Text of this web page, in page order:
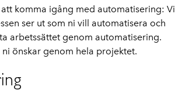
komma igång med automatisering: Vi
ser ut som ni vill automatisera och
arbetssättet genom automatisering.
önskar genom hela projektet.